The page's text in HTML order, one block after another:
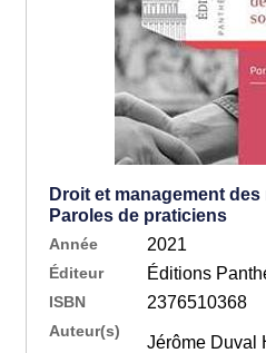
Droit et management
Paroles de praticiens
Année 2021
Éditeur Éditions
ISBN 2376510368
Auteur(s)
Jérôme Duval